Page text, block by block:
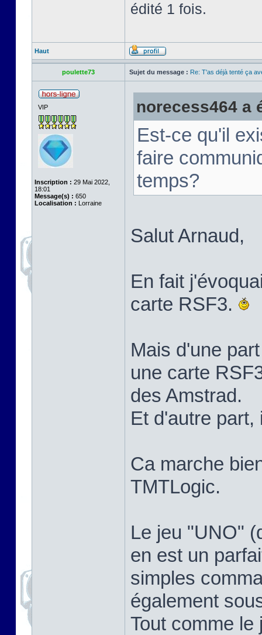
édité 1 fois.
Haut
poulette73 Sujet du message : Re: T'as déjà tenté ça
VIP
Inscription : 29 Mai 2022,
18:01
Message(s) : 650
Localisation : Lorraine
norecess464 a
Est-ce qu'il
faire
temps?
Salut Arnaud,
En fait
carte RSF3.
Mais d'une
une carte
des Amstrad.
Et d'autre
Ca marche
TMTLogic.
Le jeu "UNO"
en est un
simples
également
Tout comme le